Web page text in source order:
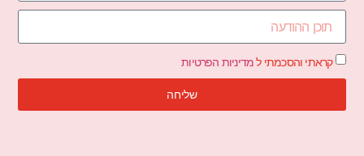
קראתי והסכמתי למדיניות הפרטיות
שליחה